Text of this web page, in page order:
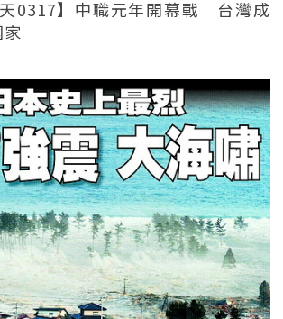
天0317】中職元年開幕戰 台灣成